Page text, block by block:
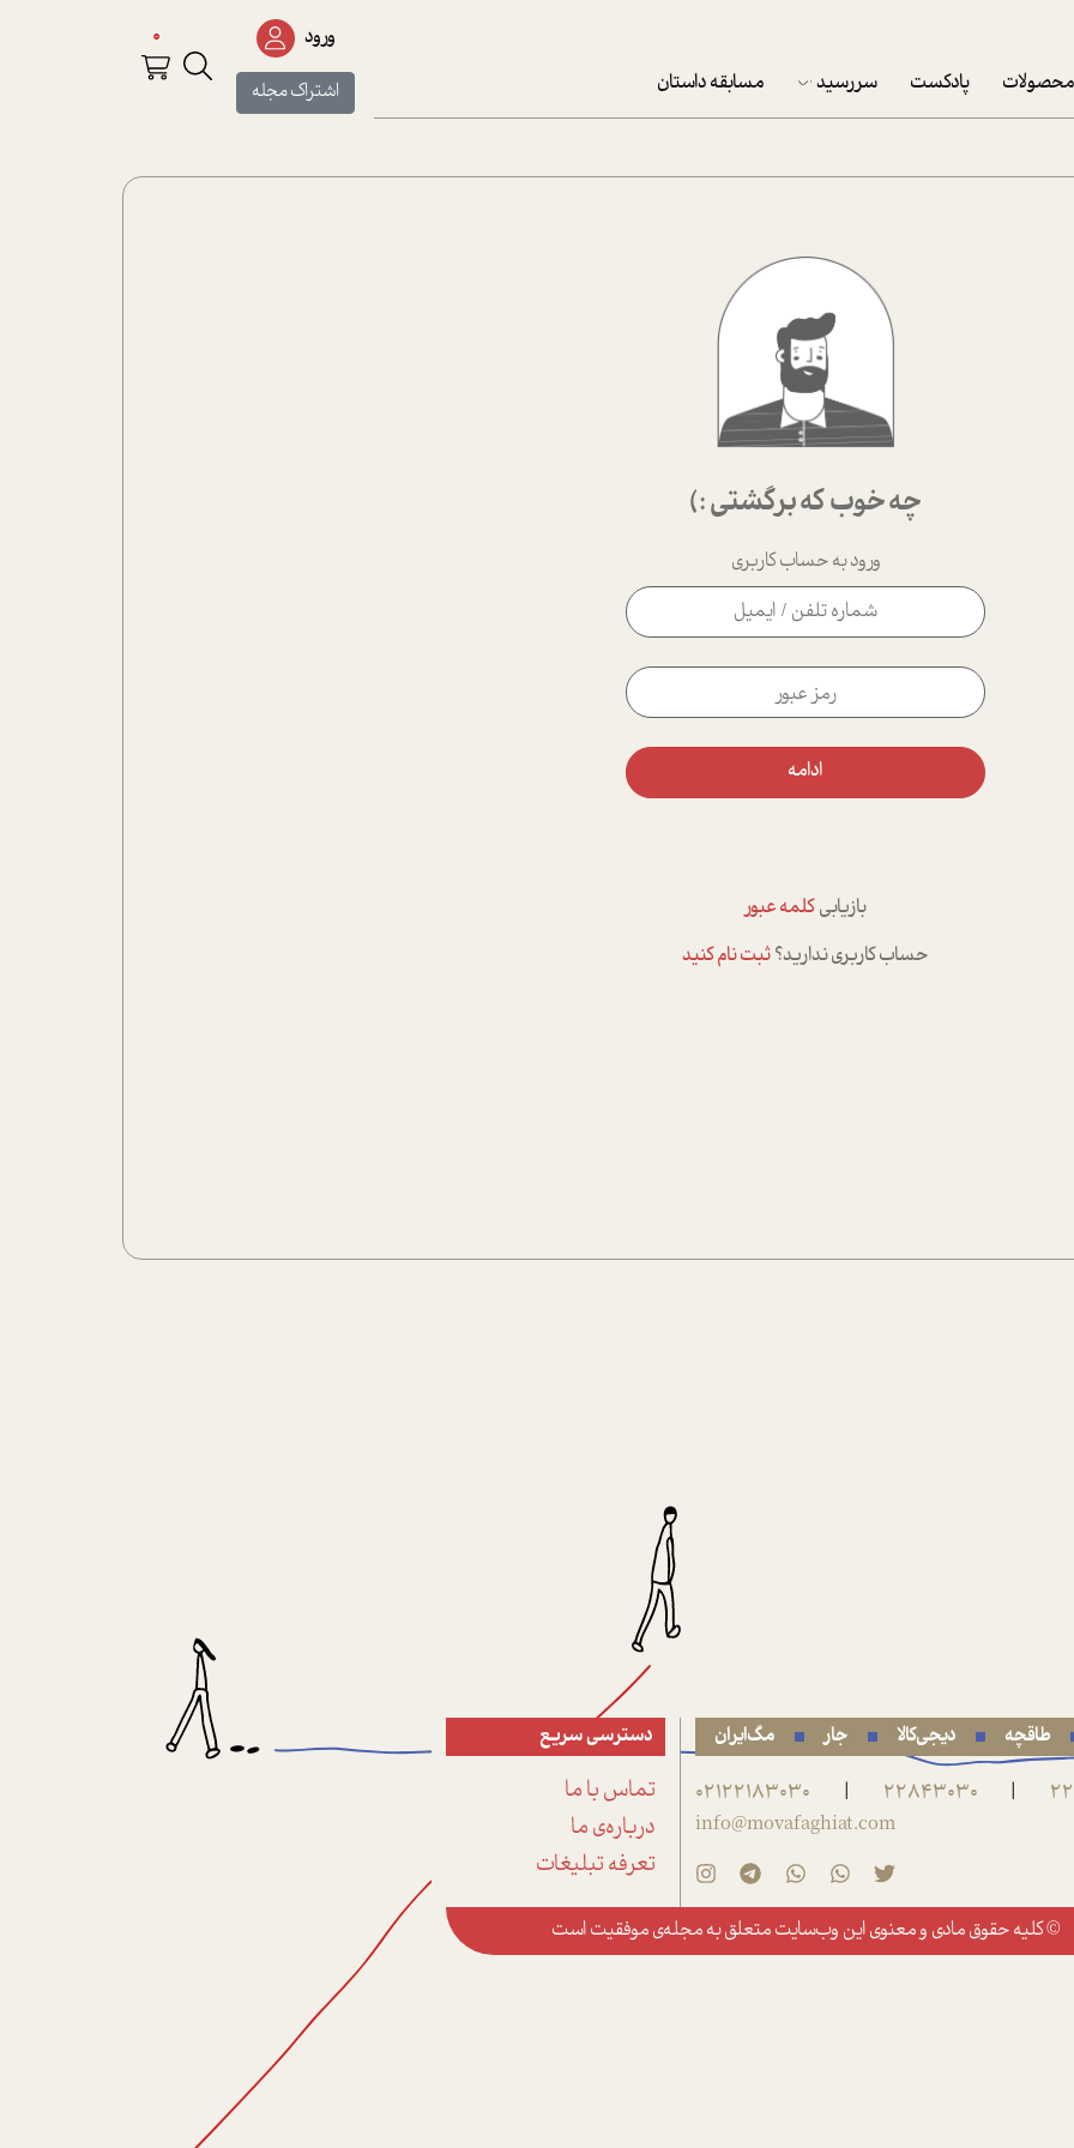
محصولات پادکست سررسید
پکيج نوروزي موفقيت
تقویم رومیزی
تقویم دیواری
مسابقه داستان
ورود
اشتراک مجله
0
چه خوب که برگشتی :)
ورود به حساب کاربری
ادامه
بازیابیکلمه عبور
حساب کاربری ندارید؟ثبت نام کنید
طاقچه دیجی‌کالا جار مگ‌ایران
|
22843030
|
02122183030
info@movafaghiat.com
دسترسی سریع
تماس با ما
درباره‌ی ما
تعرفه تبلیغات
© کلیه حقوق مادی و معنوی این وب‌سایت متعلق بهمجله‌ی موفقیتاست